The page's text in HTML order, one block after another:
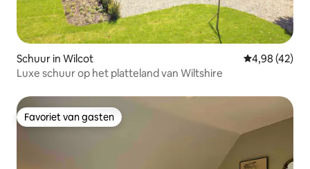
Schuur in Wilcot Gemiddelde
4,98 (42)
Luxe schuur op het platteland van Wiltshire
Favoriet van gasten
Favoriet van gasten